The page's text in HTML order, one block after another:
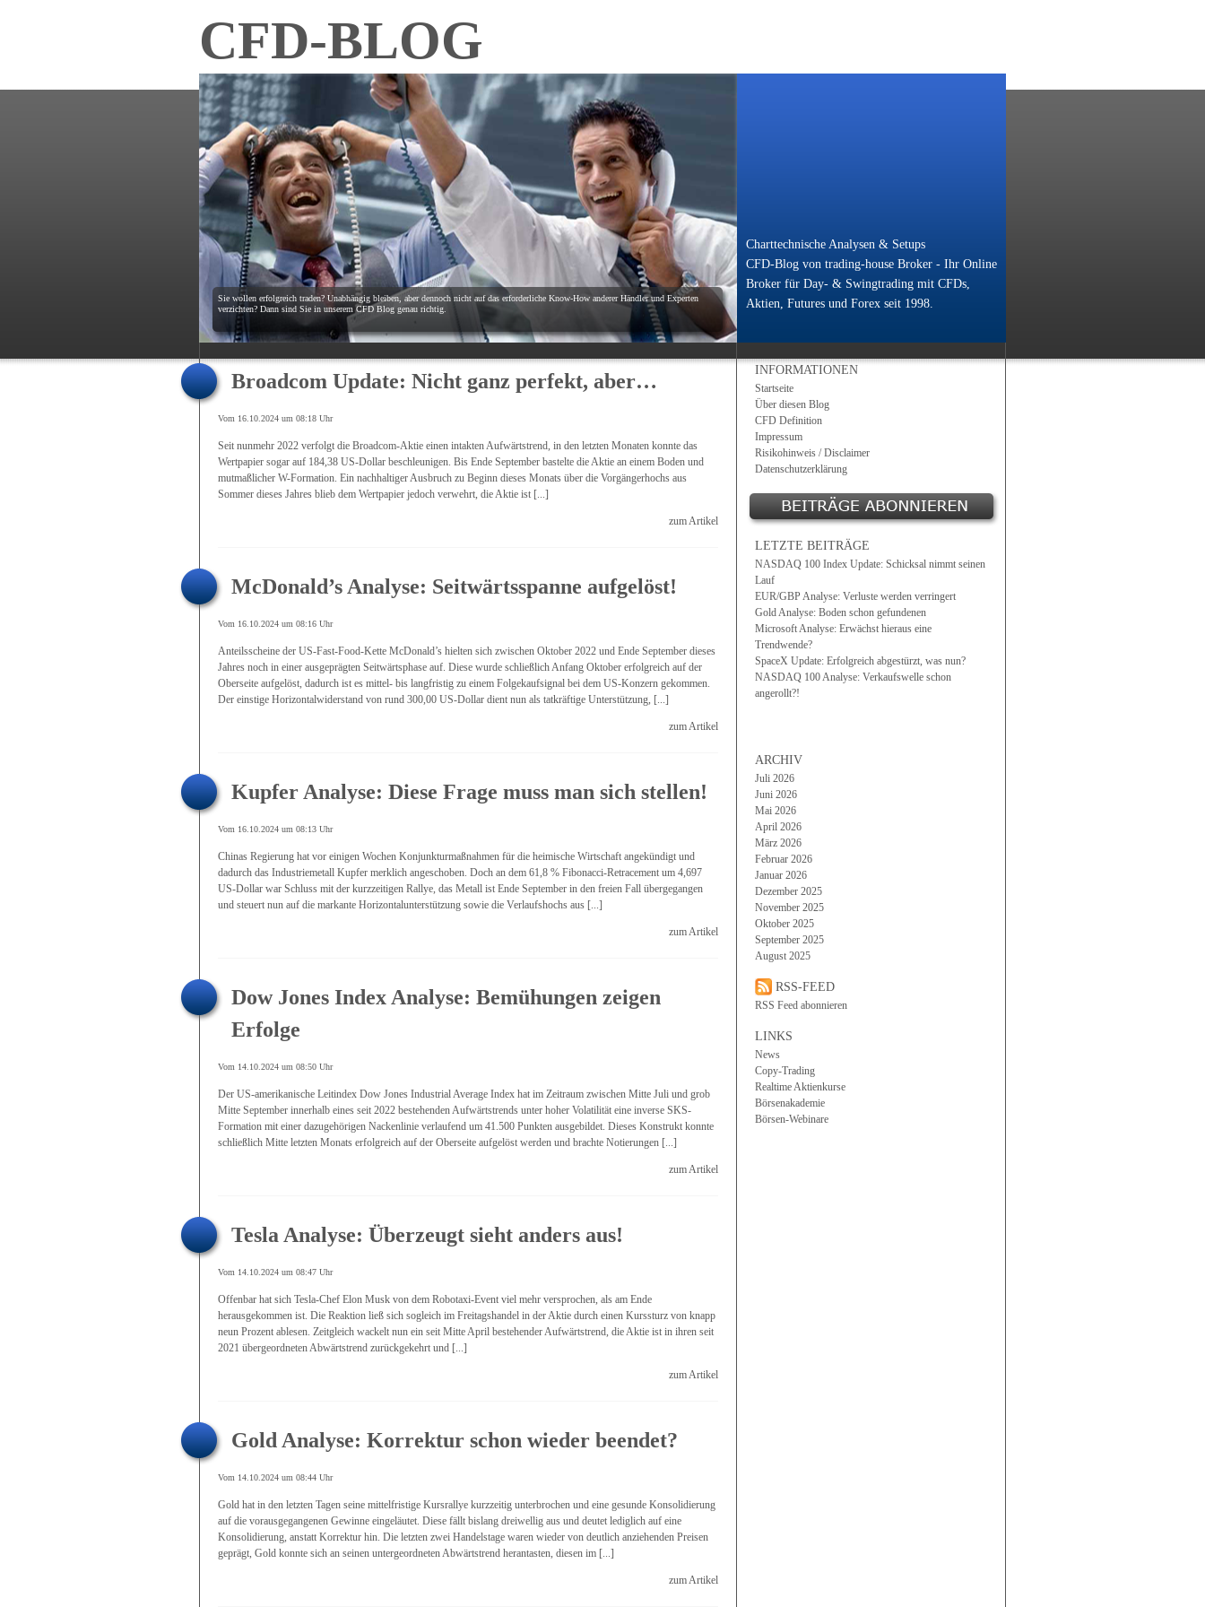
CFD-BLOG
Sie wollen erfolgreich traden? Unabhängig bleiben, aber dennoch nicht auf das erforderliche Know-How anderer Händler und Experten
verzichten? Dann sind Sie in unserem CFD Blog genau richtig.
Charttechnische Analysen & Setups
CFD-Blog von trading-house Broker - Ihr Online
Broker für Day- & Swingtrading mit CFDs,
Aktien, Futures und Forex seit 1998.
Broadcom Update: Nicht ganz perfekt, aber…
Vom 16.10.2024 um 08:18 Uhr
Seit nunmehr 2022 verfolgt die Broadcom-Aktie einen intakten Aufwärtstrend, in den letzten Monaten konnte das
Wertpapier sogar auf 184,38 US-Dollar beschleunigen. Bis Ende September bastelte die Aktie an einem Boden und
mutmaßlicher W-Formation. Ein nachhaltiger Ausbruch zu Beginn dieses Monats über die Vorgängerhochs aus
Sommer dieses Jahres blieb dem Wertpapier jedoch verwehrt, die Aktie ist [...]
zum Artikel
McDonald’s Analyse: Seitwärtsspanne aufgelöst!
Vom 16.10.2024 um 08:16 Uhr
Anteilsscheine der US-Fast-Food-Kette McDonald’s hielten sich zwischen Oktober 2022 und Ende September dieses
Jahres noch in einer ausgeprägten Seitwärtsphase auf. Diese wurde schließlich Anfang Oktober erfolgreich auf der
Oberseite aufgelöst, dadurch ist es mittel- bis langfristig zu einem Folgekaufsignal bei dem US-Konzern gekommen.
Der einstige Horizontalwiderstand von rund 300,00 US-Dollar dient nun als tatkräftige Unterstützung, [...]
zum Artikel
Kupfer Analyse: Diese Frage muss man sich stellen!
Vom 16.10.2024 um 08:13 Uhr
Chinas Regierung hat vor einigen Wochen Konjunkturmaßnahmen für die heimische Wirtschaft angekündigt und
dadurch das Industriemetall Kupfer merklich angeschoben. Doch an dem 61,8 % Fibonacci-Retracement um 4,697
US-Dollar war Schluss mit der kurzzeitigen Rallye, das Metall ist Ende September in den freien Fall übergegangen
und steuert nun auf die markante Horizontalunterstützung sowie die Verlaufshochs aus [...]
zum Artikel
Dow Jones Index Analyse: Bemühungen zeigen
Erfolge
Vom 14.10.2024 um 08:50 Uhr
Der US-amerikanische Leitindex Dow Jones Industrial Average Index hat im Zeitraum zwischen Mitte Juli und grob
Mitte September innerhalb eines seit 2022 bestehenden Aufwärtstrends unter hoher Volatilität eine inverse SKS-
Formation mit einer dazugehörigen Nackenlinie verlaufend um 41.500 Punkten ausgebildet. Dieses Konstrukt konnte
schließlich Mitte letzten Monats erfolgreich auf der Oberseite aufgelöst werden und brachte Notierungen [...]
zum Artikel
Tesla Analyse: Überzeugt sieht anders aus!
Vom 14.10.2024 um 08:47 Uhr
Offenbar hat sich Tesla-Chef Elon Musk von dem Robotaxi-Event viel mehr versprochen, als am Ende
herausgekommen ist. Die Reaktion ließ sich sogleich im Freitagshandel in der Aktie durch einen Kurssturz von knapp
neun Prozent ablesen. Zeitgleich wackelt nun ein seit Mitte April bestehender Aufwärtstrend, die Aktie ist in ihren seit
2021 übergeordneten Abwärtstrend zurückgekehrt und [...]
zum Artikel
Gold Analyse: Korrektur schon wieder beendet?
Vom 14.10.2024 um 08:44 Uhr
Gold hat in den letzten Tagen seine mittelfristige Kursrallye kurzzeitig unterbrochen und eine gesunde Konsolidierung
auf die vorausgegangenen Gewinne eingeläutet. Diese fällt bislang dreiwellig aus und deutet lediglich auf eine
Konsolidierung, anstatt Korrektur hin. Die letzten zwei Handelstage waren wieder von deutlich anziehenden Preisen
geprägt, Gold konnte sich an seinen untergeordneten Abwärtstrend herantasten, diesen im [...]
zum Artikel
INFORMATIONEN
Startseite
Über diesen Blog
CFD Definition
Impressum
Risikohinweis / Disclaimer
Datenschutzerklärung
LETZTE BEITRÄGE
NASDAQ 100 Index Update: Schicksal nimmt seinen
Lauf
EUR/GBP Analyse: Verluste werden verringert
Gold Analyse: Boden schon gefundenen
Microsoft Analyse: Erwächst hieraus eine
Trendwende?
SpaceX Update: Erfolgreich abgestürzt, was nun?
NASDAQ 100 Analyse: Verkaufswelle schon
angerollt?!
ARCHIV
Juli 2026
Juni 2026
Mai 2026
April 2026
März 2026
Februar 2026
Januar 2026
Dezember 2025
November 2025
Oktober 2025
September 2025
August 2025
RSS-FEED
RSS Feed abonnieren
LINKS
News
Copy-Trading
Realtime Aktienkurse
Börsenakademie
Börsen-Webinare